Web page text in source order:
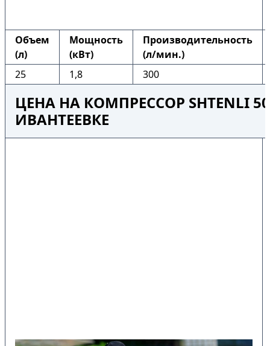
Объем
(л)
Мощность
(кВт)
Производительность
(л/мин.)
25
1,8 300
ЦЕНА НА КОМПРЕССОР SHTENLI 50
ИВАНТЕЕВКЕ